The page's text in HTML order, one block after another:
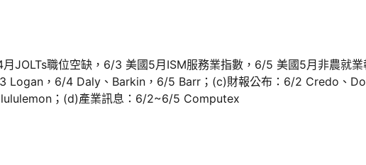
JOLTs職位空缺，6/3 美國5月ISM服務業指數，6/5 美國5月非農就業
Logan，6/4 Daly、Barkin，6/5 Barr；(c)財報公布：6/2 Credo、
；(d)產業訊息：6/2~6/5 Computex